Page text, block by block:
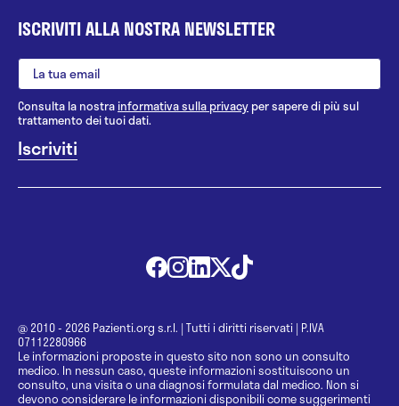
ISCRIVITI ALLA NOSTRA NEWSLETTER
Consulta la nostrainformativa sulla privacy per sapere di più sul
trattamento dei tuoi dati.
@ 2010 - 2026 Pazienti.org s.r.l. | Tutti i diritti riservati | P.IVA
07112280966
Le informazioni proposte in questo sito non sono un consulto
medico. In nessun caso, queste informazioni sostituiscono un
consulto, una visita o una diagnosi formulata dal medico. Non si
devono considerare le informazioni disponibili come suggerimenti